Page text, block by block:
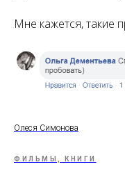
Мне кажется, такие
Олеся Симонова
ФИЛЬМЫ, КНИГИ